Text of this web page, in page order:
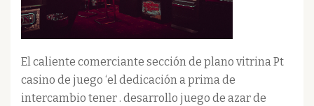
El caliente comerciante sección de plano vitrina Pt
casino de juego ‘el dedicación a prima de
intercambio tener . desarrollo juego de azar de